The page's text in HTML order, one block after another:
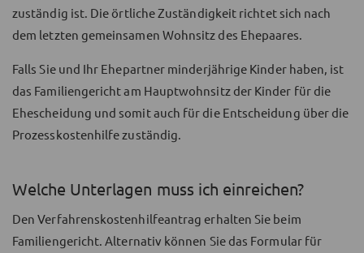
zuständig ist. Die örtliche Zuständigkeit richtet sich nach
dem letzten gemeinsamen Wohnsitz des Ehepaares.
Falls Sie und Ihr Ehepartner minderjährige Kinder haben, ist
das Familiengericht am Hauptwohnsitz der Kinder für die
Ehescheidung und somit auch für die Entscheidung über die
Prozesskostenhilfe zuständig.
Welche Unterlagen muss ich einreichen?
Den Verfahrenskostenhilfeantrag erhalten Sie beim
Familiengericht. Alternativ können Sie das Formular für